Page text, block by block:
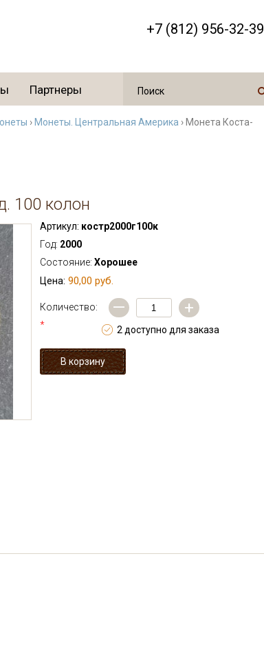
+7 (812) 956-32-39
Партнеры
› Монеты. Центральная Америка › Монета Коста-
100 колон
Артикул: костр2000г100к
Год: 2000
Состояние: Хорошее
Цена: 90,00 руб.
Количество:
*
— +
2 доступно для заказа